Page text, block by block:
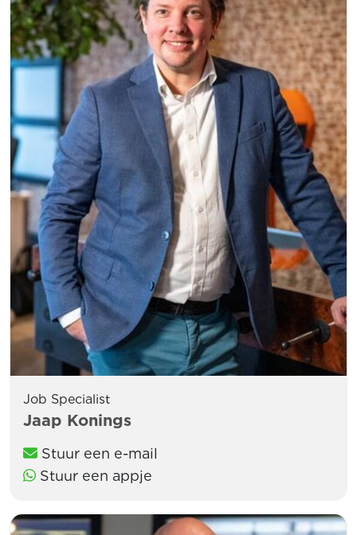
Job Specialist
Jaap Konings
Stuur een e-mail
Stuur een appje